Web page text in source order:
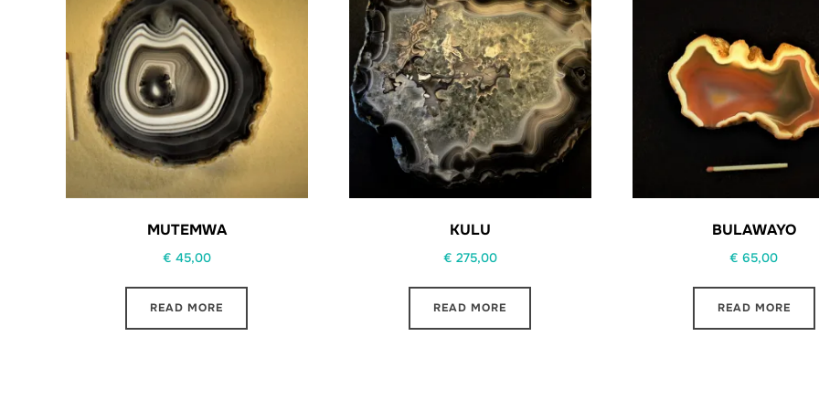
MUTEMWA
€ 45,00
READ MORE
KULU
€ 275,00
READ MORE
BULAWAYO
€ 65,00
READ MORE